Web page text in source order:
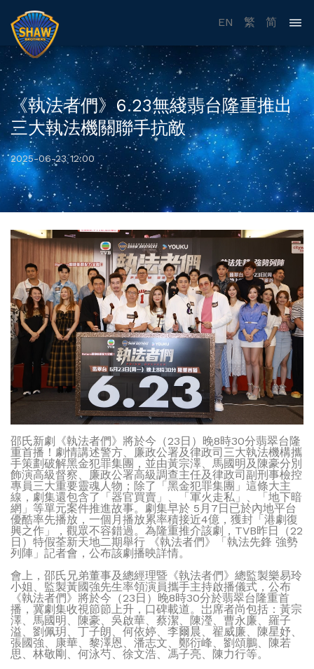
EN 繁 简
《執法者們》6.23無綫翡台隆重推出
三大執法機關聯手抗敵
2025-06-23 12:00
邵氏新劇《執法者們》將於今（23日）晚8時30分翡翠台隆
重首播！劇情講述警方、廉政公署及律政司三大執法機構攜
手策劃破解黑金犯罪集團，並由黃宗澤、馬國明及陳豪分別
飾演高級督察、廉政公署高級調查主任及律政司副刑事檢控
專員三大重要靈魂人物；除了「黑金犯罪集團」這條大主
線，劇集還包含了「器官買賣」、「軍火走私」、「地下暗
網」等單元案件推進故事。劇集早於 5月7日已於內地平台
優酷率先播放，一個月播放累率積接近4億，獲封「港劇復
興之作」，觀眾不容錯過。為隆重推介該劇，TVB昨日（22
日）特假荃新天地二期舉行 《執法者們》「執法先鋒 強勢
列陣」記者會，公布該劇播映詳情。
會上，邵氏兄弟董事及總經理暨《執法者們》總監製樂易玲
小姐、監製黃國強先生率領演員攜手主持啟播儀式，公布
《執法者們》將於今（23日）晚8時30分於翡翠台隆重首
播，冀劇集收視節節上升，口碑載道。岀席者尚包括：黃宗
澤、馬國明、陳豪、吳啟華、蔡潔、陳瀅、曹永廉、羅子
溢、劉佩玥、丁子朗、何依婷、李爾晨、翟威廉、陳星妤、
張國強、康華、黎澤恩、潘志文、鄭衍峰、劉頌鵬、陳若
思、林敬剛、何泳芍、徐文浩、馮子亮、陳力行等。